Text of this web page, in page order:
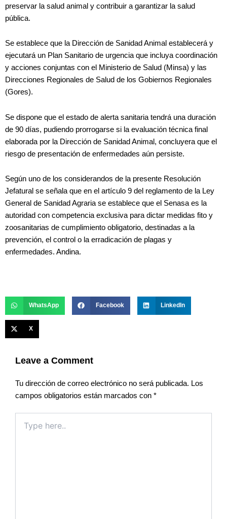
preservar la salud animal y contribuir a garantizar la salud
pública.
Se establece que la Dirección de Sanidad Animal establecerá y
ejecutará un Plan Sanitario de urgencia que incluya coordinación
y acciones conjuntas con el Ministerio de Salud (Minsa) y las
Direcciones Regionales de Salud de los Gobiernos Regionales
(Gores).
Se dispone que el estado de alerta sanitaria tendrá una duración
de 90 días, pudiendo prorrogarse si la evaluación técnica final
elaborada por la Dirección de Sanidad Animal, concluyera que el
riesgo de presentación de enfermedades aún persiste.
Según uno de los considerandos de la presente Resolución
Jefatural se señala que en el artículo 9 del reglamento de la Ley
General de Sanidad Agraria se establece que el Senasa es la
autoridad con competencia exclusiva para dictar medidas fito y
zoosanitarias de cumplimiento obligatorio, destinadas a la
prevención, el control o la erradicación de plagas y
enfermedades. Andina.
WhatsApp Facebook LinkedIn
X
Leave a Comment
Tu dirección de correo electrónico no será publicada. Los
campos obligatorios están marcados con *
here..